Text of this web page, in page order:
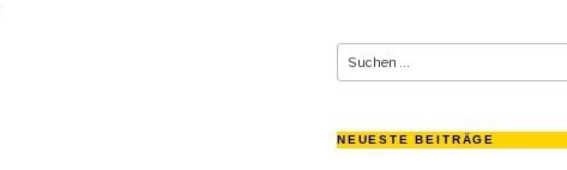
Suche
nach:
NEUESTE BEITRÄGE